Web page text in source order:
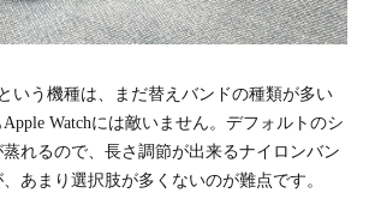
いう機種は、まだ替えバンドの種類が多い
Watchには敵いません。デフォルトのシ
れるので、長さ調節が出来るナイロンバン
あまり選択肢が多くないのが難点です。